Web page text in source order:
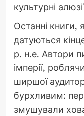
культурні
Останні книги,
датуються
р. н.е. Автори
імперії,
ширшої
бурхливим:
змушували